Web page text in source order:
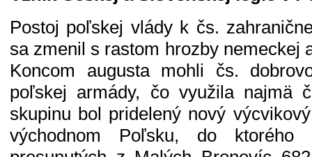
Postoj poľskej vlády k čs.
sa zmenil s rastom hrozby nemeckej
Koncom augusta mohli čs.
poľskej armády, čo využila najmä
skupinu bol pridelený nový
východnom Poľsku, do ktorého